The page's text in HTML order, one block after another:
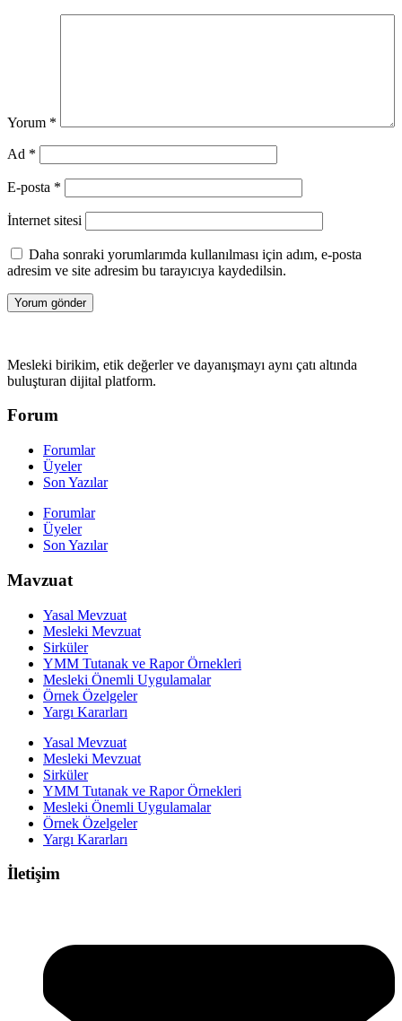
Yorum *
Ad *
E-posta *
İnternet sitesi
Daha sonraki yorumlarımda kullanılması için adım, e-posta
adresim ve site adresim bu tarayıcıya kaydedilsin.
Mesleki birikim, etik değerler ve dayanışmayı aynı çatı altında
buluşturan dijital platform.
Forum
Forumlar
Üyeler
Son Yazılar
Forumlar
Üyeler
Son Yazılar
Mavzuat
Yasal Mevzuat
Mesleki Mevzuat
Sirküler
YMM Tutanak ve Rapor Örnekleri
Mesleki Önemli Uygulamalar
Örnek Özelgeler
Yargı Kararları
Yasal Mevzuat
Mesleki Mevzuat
Sirküler
YMM Tutanak ve Rapor Örnekleri
Mesleki Önemli Uygulamalar
Örnek Özelgeler
Yargı Kararları
İletişim